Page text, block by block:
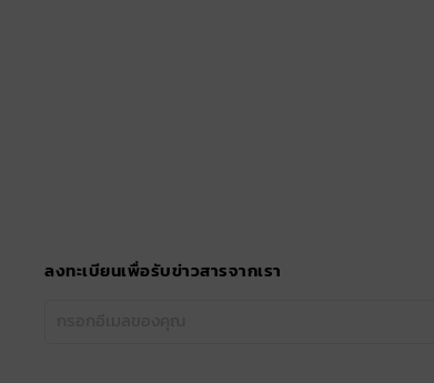
ลงทะเบียนเพื่อรับข่าวสารจากเรา